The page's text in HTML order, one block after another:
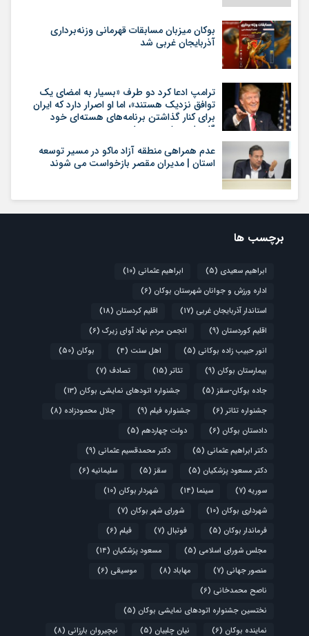
بوکان میزبان مسابقات قهرمانی وزنه‌برداری
آذربایجان غربی شد
ترامپ ادعا کرد دو طرف «بسیار به امضای یک
توافق نزدیک هستند»، اما او اصرار دارد که ایران
برای کنار گذاشتن برنامه‌های هسته‌ای خود
گام‌های بیشتری بردارد
عدم همراهی منطقه آزاد ماکو در مسیر توسعه
استان | مدیران مقصر بازخواست می شوند
برچسب ها
ابراهیم سعیدی (5) ابراهیم عثمانی (10)
اداره ورزش و جوانان شهرستان بوکان (6)
استاندار آذربایجان غربی (17) اقلیم کردستان (18)
اقلیم کوردستان (9) انجمن مردم نهاد آوای زیرک (6)
انور حبیب زاده بوکانی (5) اهل سنت (4) بوکان (50)
بیمارستان بوکان (9) تئاتر (15) تصادف (7)
جاده بوکان-سقز (5) جشنواره اتودهای نمایشی بوکان (13)
جشنواره تئاتر (6) جشنواره فیلم (9) جلال محمودزاده (8)
دادستان بوکان (6) دولت چهاردهم (5)
دکتر ابراهیم عثمانی (5) دکتر محمدقسیم عثمانی (9)
دکتر مسعود پزشکیان (5) سقز (5) سلیمانیه (6)
سوریه (7) سینما (14) شهردار بوکان (10)
شهرداری بوکان (10) شورای شهر بوکان (7)
فرماندار بوکان (5) فوتبال (7) فیلم (6)
مجلس شورای اسلامی (5) مسعود پزشکیان (14)
منصور جهانی (7) مهاباد (8) موسیقی (6)
ناصح محمدخانی (6)
نختسین جشنواره اتودهای نمایشی بوکان (5)
نماینده بوکان (6) نیان چلبیان (5) نیچیروان بارزانی (8)